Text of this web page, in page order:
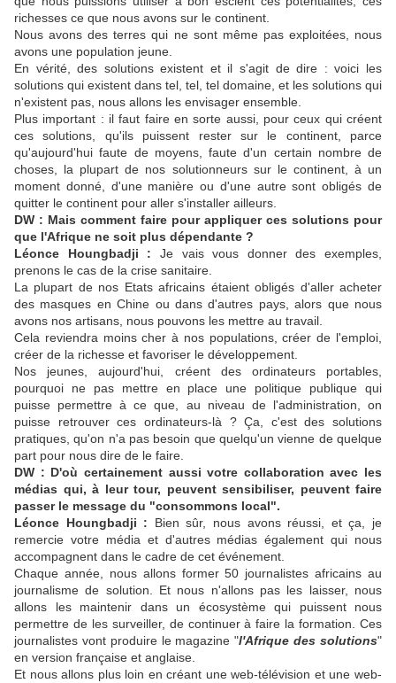
richesses ce que nous avons sur le continent.
Nous avons des terres qui ne sont même pas exploitées, nous
avons une population jeune.
En vérité, des solutions existent et il s'agit de dire : voici les
solutions qui existent dans tel, tel, tel domaine, et les solutions qui
n'existent pas, nous allons les envisager ensemble.
Plus important : il faut faire en sorte aussi, pour ceux qui créent
ces solutions, qu'ils puissent rester sur le continent, parce
qu'aujourd'hui faute de moyens, faute d'un certain nombre de
choses, la plupart de nos solutionneurs sur le continent, à un
moment donné, d'une manière ou d'une autre sont obligés de
quitter le continent pour aller s'installer ailleurs.
DW : Mais comment faire pour appliquer ces solutions pour
que l'Afrique ne soit plus dépendante ?
Léonce Houngbadji : Je vais vous donner des exemples,
prenons le cas de la crise sanitaire.
La plupart de nos Etats africains étaient obligés d'aller acheter
des masques en Chine ou dans d'autres pays, alors que nous
avons nos artisans, nous pouvons les mettre au travail.
Cela reviendra moins cher à nos populations, créer de l'emploi,
créer de la richesse et favoriser le développement.
Nos jeunes, aujourd'hui, créent des ordinateurs portables,
pourquoi ne pas mettre en place une politique publique qui
puisse permettre à ce que, au niveau de l'administration, on
puisse retrouver ces ordinateurs-là ? Ça, c'est des solutions
pratiques, qu'on n'a pas besoin que quelqu'un vienne de quelque
part pour nous dire de le faire.
DW : D'où certainement aussi votre collaboration avec les
médias qui, à leur tour, peuvent sensibiliser, peuvent faire
passer le message du "consommons local".
Léonce Houngbadji : Bien sûr, nous avons réussi, et ça, je
remercie votre média et d'autres médias également qui nous
accompagnent dans le cadre de cet événement.
Chaque année, nous allons former 50 journalistes africains au
journalisme de solution. Et nous n'allons pas les laisser, nous
allons les maintenir dans un écosystème qui puissent nous
permettre de les surveiller, de continuer à faire la formation. Ces
journalistes vont produire le magazine "l'Afrique des solutions"
en version française et anglaise.
Et nous allons plus loin en créant une web-télévision et une web-